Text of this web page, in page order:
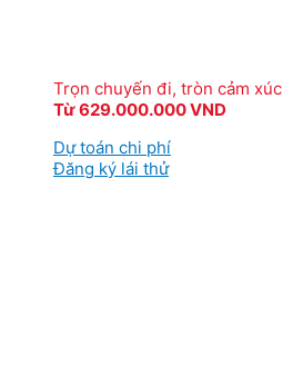
Trọn chuyến đi, tròn cảm xúc
Từ 629.000.000 VND
Dự toán chi phí
Đăng ký lái thử